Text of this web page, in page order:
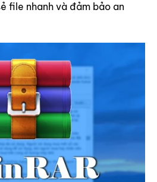
file nhanh và đảm bảo an